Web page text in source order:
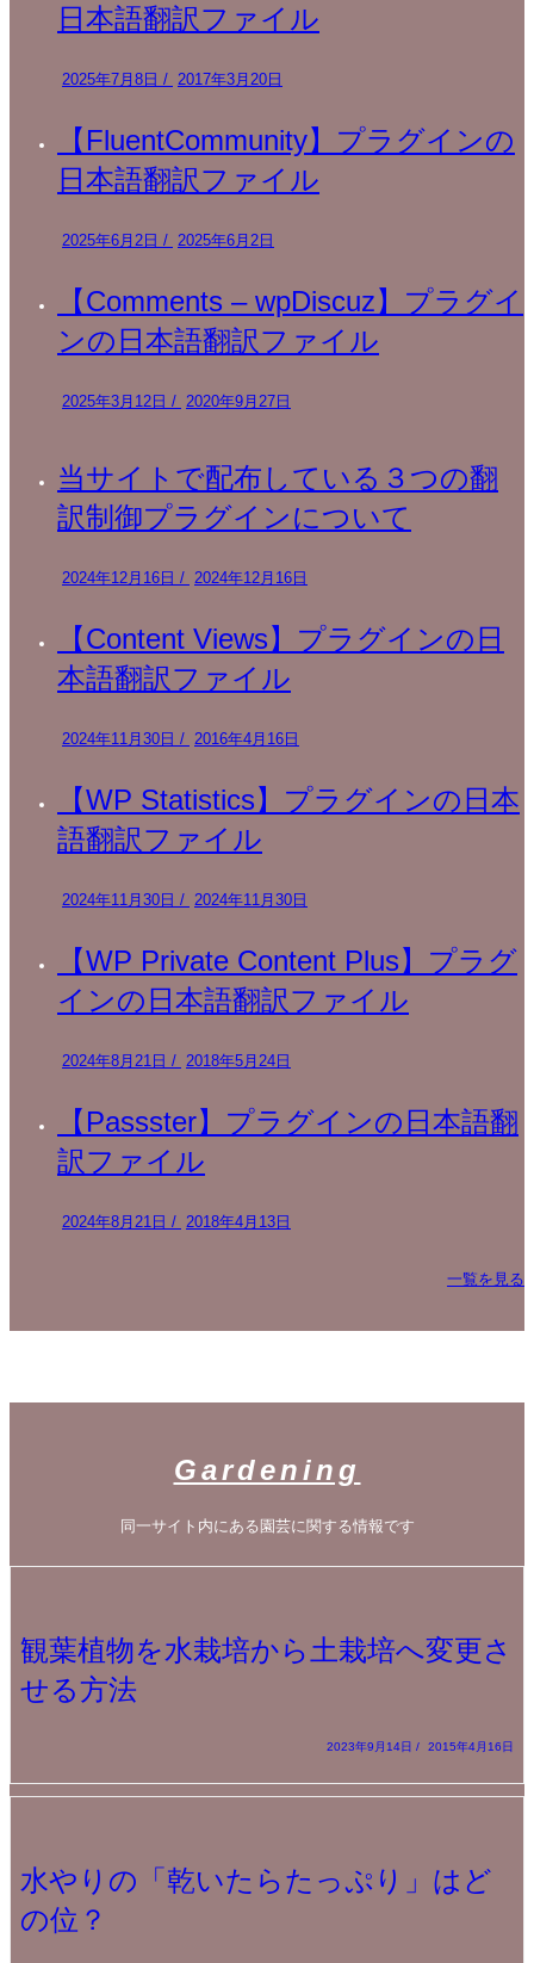
日本語翻訳ファイル
2025年7月8日 / 2017年3月20日
【FluentCommunity】プラグインの
日本語翻訳ファイル
2025年6月2日 / 2025年6月2日
【Comments – wpDiscuz】プラグイ
ンの日本語翻訳ファイル
2025年3月12日 / 2020年9月27日
当サイトで配布している３つの翻
訳制御プラグインについて
2024年12月16日 / 2024年12月16日
【Content Views】プラグインの日
本語翻訳ファイル
2024年11月30日 / 2016年4月16日
【WP Statistics】プラグインの日本
語翻訳ファイル
2024年11月30日 / 2024年11月30日
【WP Private Content Plus】プラグ
インの日本語翻訳ファイル
2024年8月21日 / 2018年5月24日
【Passster】プラグインの日本語翻
訳ファイル
2024年8月21日 / 2018年4月13日
一覧を見る
Gardening
同一サイト内にある園芸に関する情報です
観葉植物を水栽培から土栽培へ変更さ
せる方法
2023年9月14日 / 2015年4月16日
水やりの「乾いたらたっぷり」はど
の位？